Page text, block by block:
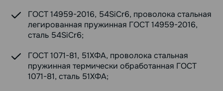
ГОСТ 14959-2016, 54SiCr6, проволока стальная
легированная пружинная ГОСТ 14959-2016,
сталь 54SiCr6;
ГОСТ 1071-81, 51ХФА, проволока стальная
пружинная термически обработанная ГОСТ
1071-81, сталь 51ХФА;